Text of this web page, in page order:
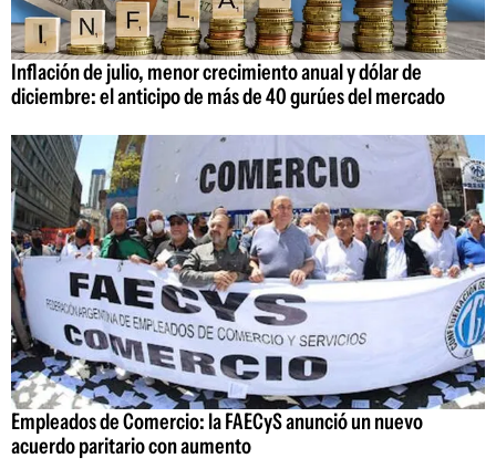
Inflación de julio, menor crecimiento anual y dólar de
diciembre: el anticipo de más de 40 gurúes del mercado
Empleados de Comercio: la FAECyS anunció un nuevo
acuerdo paritario con aumento